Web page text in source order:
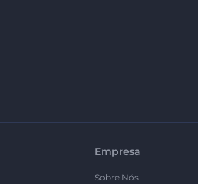
Empresa
Sobre Nós